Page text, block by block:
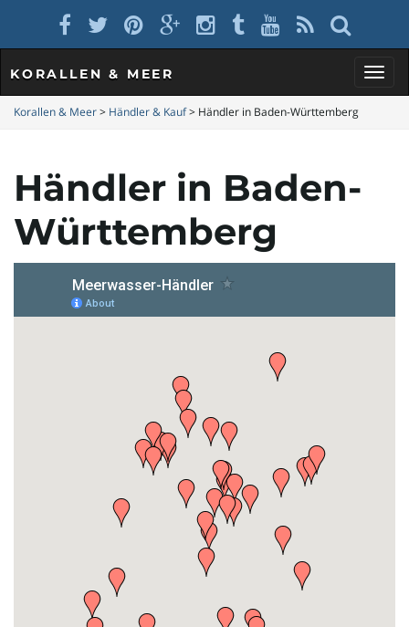
h
KORALLEN & MEER
Korallen & Meer> Händler & Kauf> Händler in Baden-Württemberg
Händler in Baden-
Württemberg